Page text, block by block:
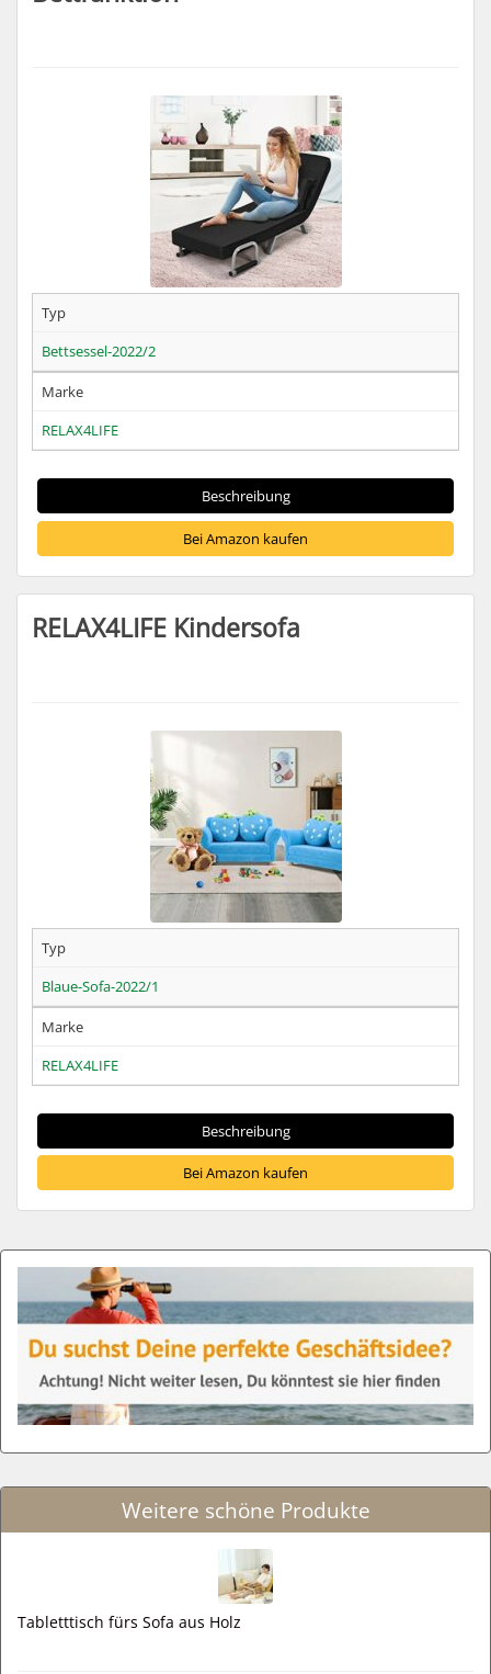
Typ
Bettsessel-2022/2
Marke
RELAX4LIFE
Beschreibung
Bei Amazon kaufen
RELAX4LIFE Kindersofa
Typ
Blaue-Sofa-2022/1
Marke
RELAX4LIFE
Beschreibung
Bei Amazon kaufen
Weitere schöne Produkte
Tabletttisch fürs Sofa aus Holz